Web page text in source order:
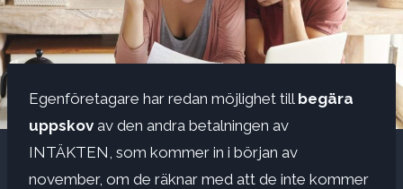
Egenföretagare har redan möjlighet till begära
uppskov av den andra betalningen av
INTÄKTEN, som kommer in i början av
november, om de räknar med att de inte kommer